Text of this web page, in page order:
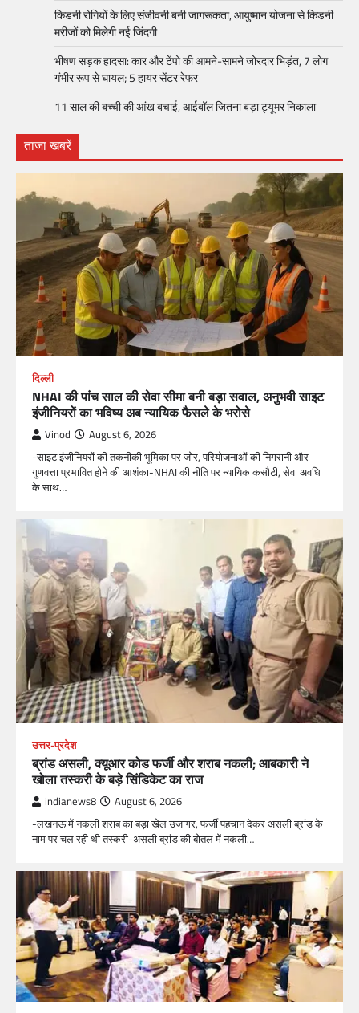
किडनी रोगियों के लिए संजीवनी बनी जागरूकता, आयुष्मान योजना से किडनी
मरीजों को मिलेगी नई जिंदगी
भीषण सड़क हादसा: कार और टेंपो की आमने-सामने जोरदार भिड़ंत, 7 लोग
गंभीर रूप से घायल; 5 हायर सेंटर रेफर​
11 साल की बच्ची की आंख बचाई, आईबॉल जितना बड़ा ट्यूमर निकाला
ताजा खबरें
दिल्ली
NHAI की पांच साल की सेवा सीमा बनी बड़ा सवाल, अनुभवी साइट
इंजीनियरों का भविष्य अब न्यायिक फैसले के भरोसे
Vinod August 6, 2026
-साइट इंजीनियरों की तकनीकी भूमिका पर जोर, परियोजनाओं की निगरानी और
गुणवत्ता प्रभावित होने की आशंका-NHAI की नीति पर न्यायिक कसौटी, सेवा अवधि
के साथ…
उत्तर-प्रदेश
ब्रांड असली, क्यूआर कोड फर्जी और शराब नकली; आबकारी ने
खोला तस्करी के बड़े सिंडिकेट का राज
indianews8 August 6, 2026
-लखनऊ में नकली शराब का बड़ा खेल उजागर, फर्जी पहचान देकर असली ब्रांड के
नाम पर चल रही थी तस्करी-असली ब्रांड की बोतल में नकली…